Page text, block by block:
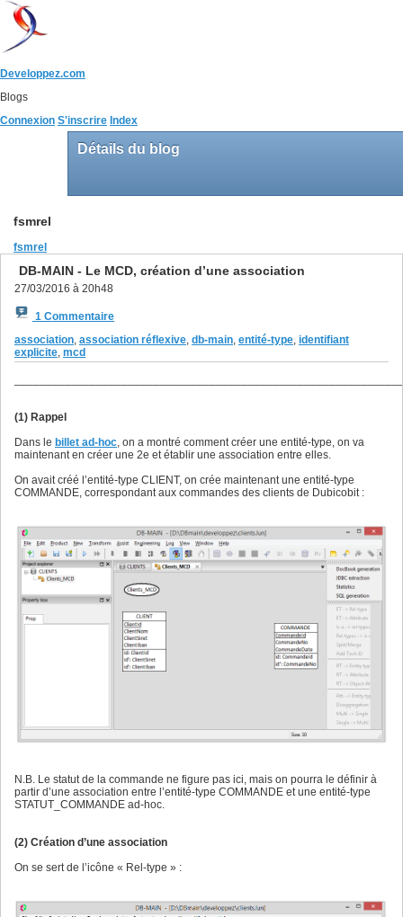
Developpez.com
Blogs
Connexion S'inscrire Index
Détails du blog
fsmrel
fsmrel
DB-MAIN - Le MCD, création d’une association
27/03/2016 à 20h48
1 Commentaire
association, association réflexive, db-main, entité-type, identifiant
explicite, mcd
(1) Rappel
Dans le billet ad-hoc, on a montré comment créer une entité-type, on va
maintenant en créer une 2e et établir une association entre elles.
On avait créé l’entité-type CLIENT, on crée maintenant une entité-type
COMMANDE, correspondant aux commandes des clients de Dubicobit :
N.B. Le statut de la commande ne figure pas ici, mais on pourra le définir à
partir d’une association entre l’entité-type COMMANDE et une entité-type
STATUT_COMMANDE ad-hoc.
(2) Création d’une association
On se sert de l’icône « Rel-type » :